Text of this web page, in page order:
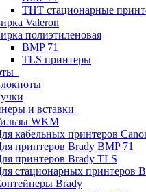
THT стационарные
Valeron
полиэтиленовая
BMP 71
TLS принтеры
и вставки
WKM
кабельных принтеров
принтеров Brady BMP 71
принтеров Brady TLS
стационарных принтеров
Brady